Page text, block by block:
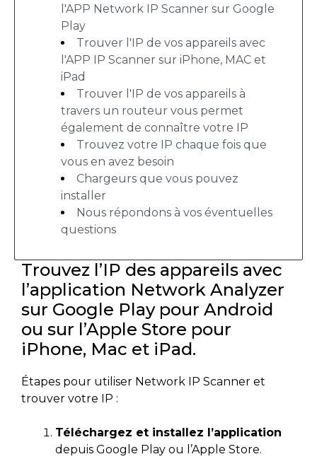
l'APP Network IP Scanner sur Google
Play
Trouver l'IP de vos appareils avec
l'APP IP Scanner sur iPhone, MAC et
iPad
Trouver l'IP de vos appareils à
travers un routeur vous permet
également de connaître votre IP
Trouvez votre IP chaque fois que
vous en avez besoin
Chargeurs que vous pouvez
installer
Nous répondons à vos éventuelles
questions
Trouvez l’IP des appareils avec
l’application Network Analyzer
sur Google Play pour Android
ou sur l’Apple Store pour
iPhone, Mac et iPad.
Étapes pour utiliser Network IP Scanner et
trouver votre IP :
Téléchargez et installez l’application
depuis Google Play ou l’Apple Store.